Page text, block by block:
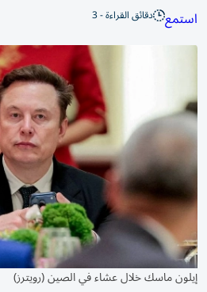
استمع دقائق القراءة - 3
إيلون ماسك خلال عشاء في الصين (رويترز)